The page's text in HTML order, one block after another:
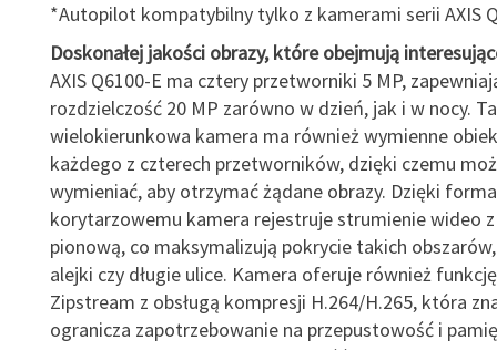
*Autopilot kompatybilny tylko z kamerami serii AXIS
Doskonałej jakości obrazy, które obejmują
AXIS Q6100-E ma cztery przetworniki 5 MP,
rozdzielczość 20 MP zarówno w dzień, jak i w nocy. Ta
wielokierunkowa kamera ma również wymienne
każdego z czterech przetworników, dzięki czemu
wymieniać, aby otrzymać żądane obrazy. Dzięki
korytarzowemu kamera rejestruje strumienie wideo
pionową, co maksymalizują pokrycie takich
alejki czy długie ulice. Kamera oferuje również
Zipstream z obsługą kompresji H.264/H.265, która
ogranicza zapotrzebowanie na przepustowość i